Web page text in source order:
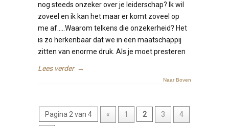
nog steeds onzeker over je leiderschap? Ik wil
zoveel en ik kan het maar er komt zoveel op
me af…..Waarom telkens die onzekerheid? Het
is zo herkenbaar dat we in een maatschappij
zitten van enorme druk. Als je moet presteren
Lees verder →
Naar Boven
Pagina 2 van 4 « 1 2 3 4